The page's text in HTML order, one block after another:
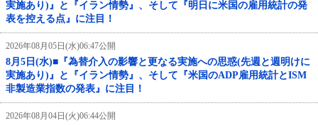
実施あり)』と『イラン情勢』、そして『明日に米国の雇用統計の発
表を控える点』に注目！
2026年08月05日(水)06:47公開
8月5日(水)■『為替介入の影響と更なる実施への思惑(先週と週明けに
実施あり)』と『イラン情勢』、そして『米国のADP雇用統計とISM
非製造業指数の発表』に注目！
2026年08月04日(火)06:44公開